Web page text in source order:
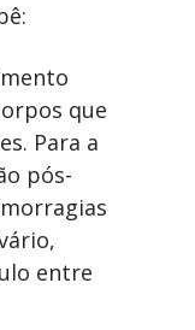
que
Para a
pós-
entre